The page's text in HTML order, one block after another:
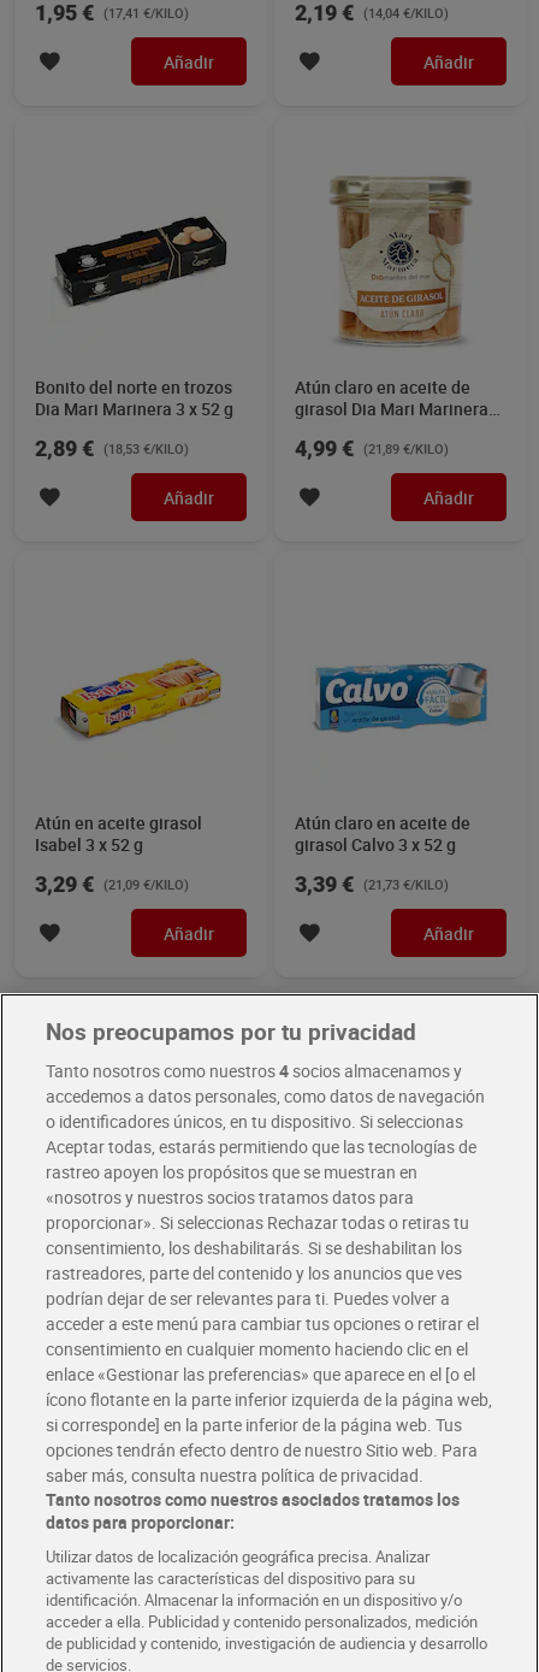
1,95 € (17,41 €/KILO)
Añadir
2,19 € (14,04 €/KILO)
Añadir
Bonito del norte en trozos
Dia Mari Marinera 3 x 52 g
2,89 € (18,53 €/KILO)
Añadir
Atún claro en aceite de
girasol Dia Mari Marinera
4,99 € (21,89 €/KILO)
Añadir
Atún en aceite girasol
Isabel 3 x 52 g
3,29 € (21,09 €/KILO)
Añadir
Atún claro en aceite de
girasol Calvo 3 x 52 g
3,39 € (21,73 €/KILO)
Añadir
Trozos de atún en aceite de
girasol Ribeira 3 x 52 g
2,35 € (15,06 €/KILO)
Añadir
Bonito del norte en aceite
de oliva Albo 67 g
2,89 € (43,13 €/KILO)
Añadir
Nos preocupamos por tu privacidad
Tanto nosotros como nuestros4socios almacenamos y
accedemos a datos personales, como datos de navegación
o identificadores únicos, en tu dispositivo. Si seleccionas
Aceptar todas, estarás permitiendo que las tecnologías de
rastreo apoyen los propósitos que se muestran en
«nosotros y nuestros socios tratamos datos para
proporcionar». Si seleccionas Rechazar todas o retiras tu
consentimiento, los deshabilitarás. Si se deshabilitan los
rastreadores, parte del contenido y los anuncios que ves
podrían dejar de ser relevantes para ti. Puedes volver a
acceder a este menú para cambiar tus opciones o retirar el
consentimiento en cualquier momento haciendo clic en el
enlace «Gestionar las preferencias» que aparece en el [o el
ícono flotante en la parte inferior izquierda de la página web,
si corresponde] en la parte inferior de la página web. Tus
opciones tendrán efecto dentro de nuestro Sitio web. Para
saber más, consulta nuestra política de privacidad.
Tanto nosotros como nuestros asociados tratamos los
datos para proporcionar:
Utilizar datos de localización geográfica precisa. Analizar
activamente las características del dispositivo para su
identificación. Almacenar la información en un dispositivo y/o
acceder a ella. Publicidad y contenido personalizados, medición
de publicidad y contenido, investigación de audiencia y desarrollo
de servicios.